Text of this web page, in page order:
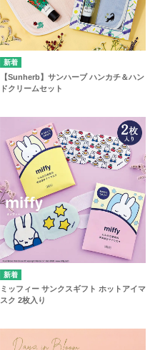
【Sunherb】サンハーブ ハンカチ＆ハン
ドクリームセット
ミッフィー サンクスギフト ホットアイマ
スク 2枚入り